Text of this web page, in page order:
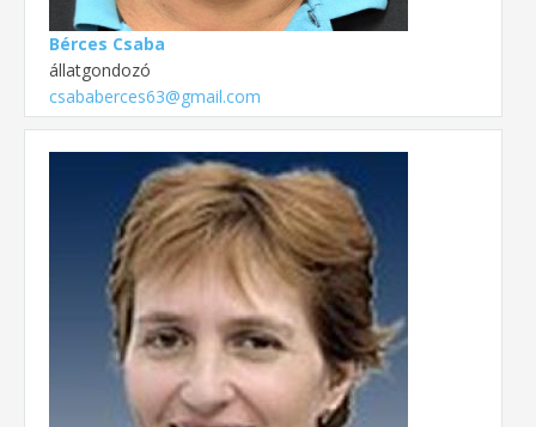
Bérces Csaba
állatgondozó
csababerces63@gmail.com